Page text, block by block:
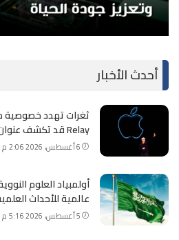
أحدث الأخبار
Relay قد تكشف عنوان IP الحقيقي
6 أغسطس، 2026 2:06 م
أولمبياد العلوم
عالمية للأحداث
5 أغسطس، 2026 5:16 م